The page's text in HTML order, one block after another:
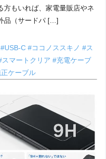
方もいれば、家電量販店やネ
品（サードパ […]
#USB-C#ココノススキノ#ス
スマートクリア#充電ケーブ
ケーブル